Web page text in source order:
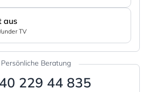
aus
TV
Persönliche Beratung
229 44 835